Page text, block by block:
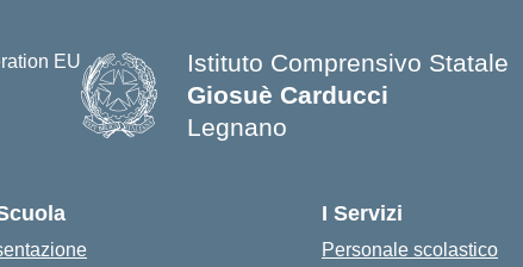
Istituto Comprensivo Statale
Giosuè Carducci
Legnano
I Servizi
Personale scolastico